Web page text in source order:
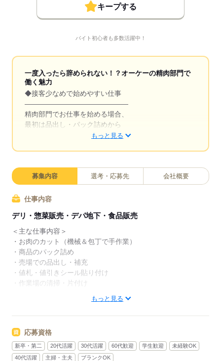
キープする
バイト初心者も多数活躍中！
一度入ったら辞められない！？オーケーの精肉部門で
働く魅力
◆接客少なめで始めやすい仕事
―――――――――――――――
精肉部門でお仕事を始める場合、
最初は品出し・パック詰めから
担当してもらっています。
未経験でも始めやすいのが特徴です。
また、業務に慣れてきたら
機械を用いたお肉のカットなど
お任せすることも。
1人で黙々とできる仕事なため
気づけば退勤時間なんてこともザラなんだとか。
「接客が少なめだから気楽だし、
ずっと働きたいくらい居心地いい」と言う
――――――――――――――
精肉部門は、自分のスキルアップを
実感できる部門でもあります。
もっと見る
募集内容 選考・応募先 会社概要
仕事内容
デリ・惣菜販売・デパ地下・食品販売
＜主な仕事内容＞
・お肉のカット（機械＆包丁で手作業）
・商品のパック詰め
・売場での品出し・補充
・値札・値引きシール貼り付け
・作業場の清掃・片付け
入社直後は品出しからスタート。
習熟に合わせて加工・製造といった
＜おすすめポイント＞
●簡単な仕事からスタート
もっと見る
応募資格
新卒・第二 20代活躍 30代活躍 60代歓迎 学生歓迎
未経験OK
40代活躍
主婦・主夫 ブランクOK